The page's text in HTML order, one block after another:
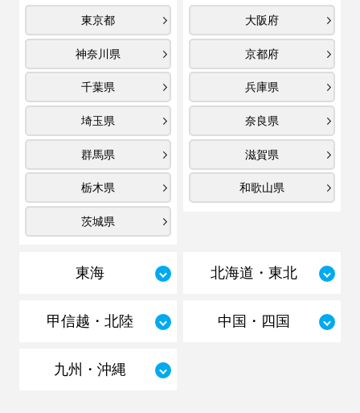
東京都
神奈川県
千葉県
埼玉県
群馬県
栃木県
茨城県
大阪府
京都府
兵庫県
奈良県
滋賀県
和歌山県
東海 北海道・東北
甲信越・北陸 中国・四国
九州・沖縄